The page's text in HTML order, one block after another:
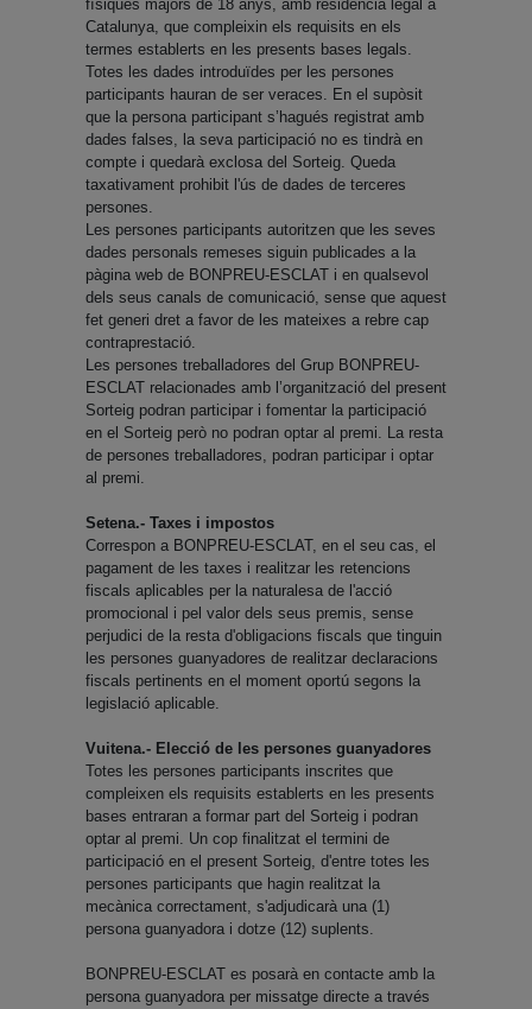
físiques majors de 18 anys, amb residència legal a
Catalunya, que compleixin els requisits en els
termes establerts en les presents bases legals.
Totes les dades introduïdes per les persones
participants hauran de ser veraces. En el supòsit
que la persona participant s’hagués registrat amb
dades falses, la seva participació no es tindrà en
compte i quedarà exclosa del Sorteig. Queda
taxativament prohibit l'ús de dades de terceres
persones.
Les persones participants autoritzen que les seves
dades personals remeses siguin publicades a la
pàgina web de BONPREU-ESCLAT i en qualsevol
dels seus canals de comunicació, sense que aquest
fet generi dret a favor de les mateixes a rebre cap
contraprestació.
Les persones treballadores del Grup BONPREU-
ESCLAT relacionades amb l’organització del present
Sorteig podran participar i fomentar la participació
en el Sorteig però no podran optar al premi. La resta
de persones treballadores, podran participar i optar
al premi.
Setena.- Taxes i impostos
Correspon a BONPREU-ESCLAT, en el seu cas, el
pagament de les taxes i realitzar les retencions
fiscals aplicables per la naturalesa de l'acció
promocional i pel valor dels seus premis, sense
perjudici de la resta d'obligacions fiscals que tinguin
les persones guanyadores de realitzar declaracions
fiscals pertinents en el moment oportú segons la
legislació aplicable.
Vuitena.- Elecció de les persones guanyadores
Totes les persones participants inscrites que
compleixen els requisits establerts en les presents
bases entraran a formar part del Sorteig i podran
optar al premi. Un cop finalitzat el termini de
participació en el present Sorteig, d'entre totes les
persones participants que hagin realitzat la
mecànica correctament, s'adjudicarà una (1)
persona guanyadora i dotze (12) suplents.
BONPREU-ESCLAT es posarà en contacte amb la
persona guanyadora per missatge directe a través